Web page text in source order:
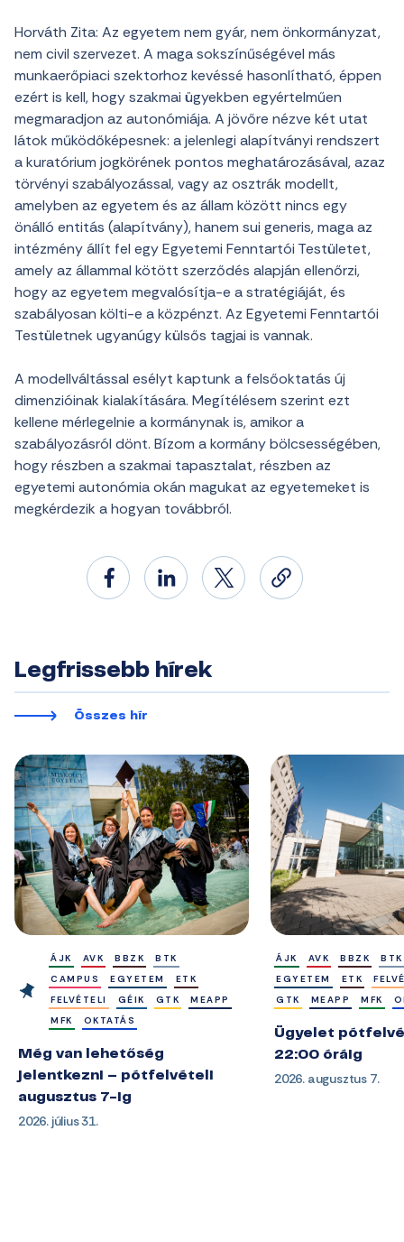
Horváth Zita: Az egyetem nem gyár, nem önkormányzat,
nem civil szervezet. A maga sokszínűségével más
munkaerőpiaci szektorhoz kevéssé hasonlítható, éppen
ezért is kell, hogy szakmai ügyekben egyértelműen
megmaradjon az autonómiája. A jövőre nézve két utat
látok működőképesnek: a jelenlegi alapítványi rendszert
a kuratórium jogkörének pontos meghatározásával, azaz
törvényi szabályozással, vagy az osztrák modellt,
amelyben az egyetem és az állam között nincs egy
önálló entitás (alapítvány), hanem sui generis, maga az
intézmény állít fel egy Egyetemi Fenntartói Testületet,
amely az állammal kötött szerződés alapján ellenőrzi,
hogy az egyetem megvalósítja-e a stratégiáját, és
szabályosan költi-e a közpénzt. Az Egyetemi Fenntartói
Testületnek ugyanúgy külsős tagjai is vannak.
A modellváltással esélyt kaptunk a felsőoktatás új
dimenzióinak kialakítására. Megítélésem szerint ezt
kellene mérlegelnie a kormánynak is, amikor a
szabályozásról dönt. Bízom a kormány bölcsességében,
hogy részben a szakmai tapasztalat, részben az
egyetemi autonómia okán magukat az egyetemeket is
megkérdezik a hogyan továbbról.
Legfrissebb hírek
Összes hír
ÁJK AVK BBZK
BTK
CAMPUS
EGYETEM
ETK
FELVÉTELI
GÉIK GTK
MEAPP
MFK
OKTATÁS
Még van lehetőség
jelentkezni – pótfelvételi
augusztus 7-ig
2026. július 31.
ÁJK AVK BBZK
BTK
EGYETEM
ETK
GTK
MEAPP MFK
Ügyelet
22:00 óráig
2026. augusztus 7.